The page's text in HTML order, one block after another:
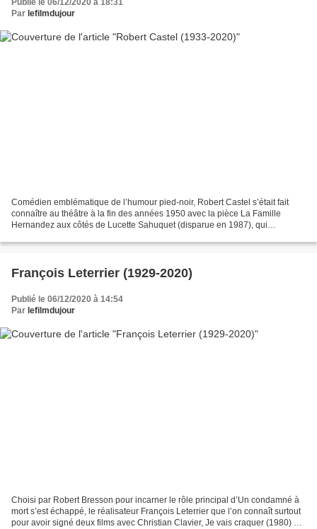
Par lefilmdujour
Comédien emblématique de l’humour pied-noir, Robert Castel s’était fait
connaître au théâtre à la fin des années 1950 avec la pièce La Famille
Hernandez aux côtés de Lucette Sahuquet (disparue en 1987), qui
François Leterrier (1929-2020)
Publié le 06/12/2020 à 14:54
Par lefilmdujour
Choisi par Robert Bresson pour incarner le rôle principal d’Un condamné à
mort s’est échappé, le réalisateur François Leterrier que l’on connaît surtout
pour avoir signé deux films avec Christian Clavier, Je vais craquer (1980) et